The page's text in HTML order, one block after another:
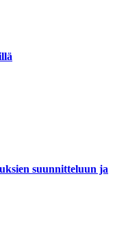
suunnitteluun ja